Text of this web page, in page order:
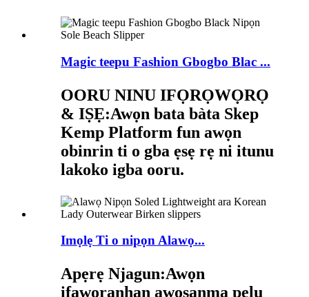
Magic teepu Fashion Gbogbo Blac ...
OORU NINU IFỌRỌWỌRỌ
& IṢẸ:Awọn bata bàta Skep
Kemp Platform fun awọn
obinrin ti o gba ẹsẹ rẹ ni itunu
lakoko igba ooru.
Imọlẹ Ti o nipọn Alawọ...
Apẹrẹ Njagun:Awọn
ifaworanhan awọsanma pẹlu